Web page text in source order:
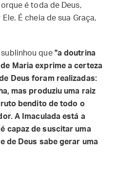
é toda de Deus,
É cheia de sua Graça,
que "a doutrina
Maria exprime a certeza
Deus foram realizadas:
mas produziu uma raiz
bendito de todo o
A Imaculada está a
capaz de suscitar uma
de Deus sabe gerar uma